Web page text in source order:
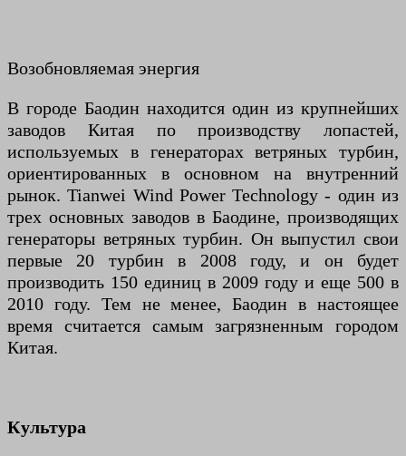
Возобновляемая энергия
В городе Баодин находится один из крупнейших
заводов Китая по производству лопастей,
используемых в генераторах ветряных турбин,
ориентированных в основном на внутренний
рынок. Tianwei Wind Power Technology - один из
трех основных заводов в Баодине, производящих
генераторы ветряных турбин. Он выпустил свои
первые 20 турбин в 2008 году, и он будет
производить 150 единиц в 2009 году и еще 500 в
2010 году. Тем не менее, Баодин в настоящее
время считается самым загрязненным городом
Китая.
Культура